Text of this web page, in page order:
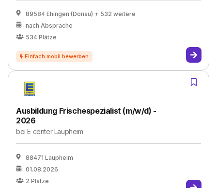
89584 Ehingen (Donau) + 532 weitere
nach Absprache
534 Plätze
Ausbildung Frischespezialist (m/w/d) -
2026
beiE center Laupheim
88471 Laupheim
01.08.2026
2 Plätze